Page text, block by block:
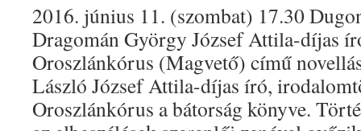
2016. június 11. (szombat) 17.30
Dragomán György József Attila-díjas
Oroszlánkórus (Magvető) című
László József Attila-díjas író,
Oroszlánkórus a bátorság könyve.